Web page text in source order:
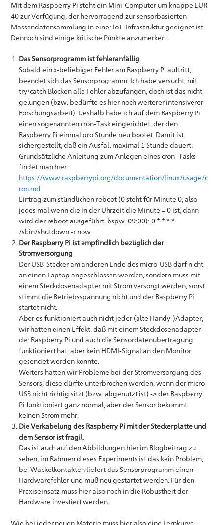
Mit dem Raspberry Pi steht ein Mini-Computer um knappe EUR
40 zur Verfügung, der hervorragend zur sensorbasierten
Massendatensammlung in einer IoT-Infrastruktur geeignet ist.
Dennoch sind einige kritische Punkte anzumerken:
Das Sensorprogramm ist fehleranfällig
Sobald ein x-beliebiger Fehler am Raspberry Pi auftritt,
beendet sich das Sensorprogramm. Ich habe versucht, mit
try/catch Blöcken alle Fehler abzufangen, doch ist das nicht
gelungen (bzw. bedürfte es hier noch weiterer intensiverer
Forschungsarbeit). Deshalb habe ich auf dem Raspberry Pi
einen sogenannten cron-Task eingerichtet, der den
Raspberry Pi einmal pro Stunde neu bootet. Damit ist
sichergestellt, daß ein Ausfall maximal 1 Stunde dauert.
Grundsätzliche Anleitung zum Anlegen eines cron- Tasks
findet man hier:
https://www.raspberrypi.org/documentation/linux/usage/c
ron.md
Eintrag zum stündlichen reboot (0 steht für Minute 0, also
jedes mal wenn die in der Uhrzeit die Minute = 0 ist, dann
wird der reboot ausgeführt, bspw. 09:00): 0 * * * *
/sbin/shutdown -r now
Der Raspberry Pi ist empfindlich bezüglich der
Stromversorgung
Der USB-Stecker am anderen Ende des micro-USB darf nicht
an einen Laptop angeschlossen werden, sondern muss mit
einem Steckdosenadapter mit Strom versorgt werden, sonst
stimmt die Betriebsspannung nicht und der Raspberry Pi
startet nicht.
Aber es funktioniert auch nicht jeder (alte Handy-)Adapter,
wir hatten einen Effekt, daß mit einem Steckdosenadapter
der Raspberry Pi und auch die Sensordatenübertragung
funktioniert hat, aber kein HDMI-Signal an den Monitor
gesendet werden konnte.
Weiters hatten wir Probleme bei der Stromversorgung des
Sensors, diese dürfte unterbrochen werden, wenn der micro-
USB nicht richtig sitzt (bzw. abgenützt ist) -> der Raspberry
Pi funktioniert ganz normal, aber der Sensor bekommt
keinen Strom mehr.
Die Verkabelung des Raspberry Pi mit der Steckerplatte und
dem Sensor ist fragil.
Das ist auch auf den Abbildungen hier im Blogbeitrag zu
sehen, im Rahmen dieses Experiments ist das kein Problem,
bei Wackelkontakten liefert das Sensorprogramm einen
Hardwarefehler und muß neu gestartet werden. Für den
Praxiseinsatz muss hier also noch in die Robustheit der
Hardware investiert werden.
Wie bei jeder neuen Materie muss hier also eine Lernkurve